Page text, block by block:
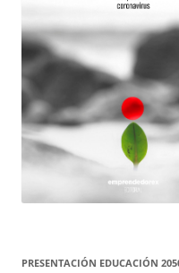
PRESENTACIÓN EDUCACIÓN